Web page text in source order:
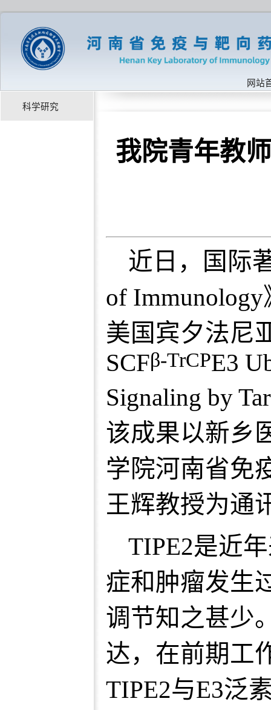
网站
科学研究
我院青年教
近日，国际
of Immunology
美国宾夕法尼
SCFβ-TrCPE3
Signaling by
该成果以新乡
学院河南省免
王辉教授为通
TIPE2是近
症和肿瘤发生
调节知之甚少
达，在前期工
TIPE2与E3泛